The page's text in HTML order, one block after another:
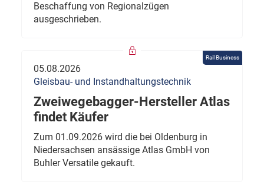
Beschaffung von Regionalzügen
ausgeschrieben.
Rail Business
05.08.2026
Gleisbau- und Instandhaltungstechnik
Zweiwegebagger-Hersteller Atlas
findet Käufer
Zum 01.09.2026 wird die bei Oldenburg in
Niedersachsen ansässige Atlas GmbH von
Buhler Versatile gekauft.